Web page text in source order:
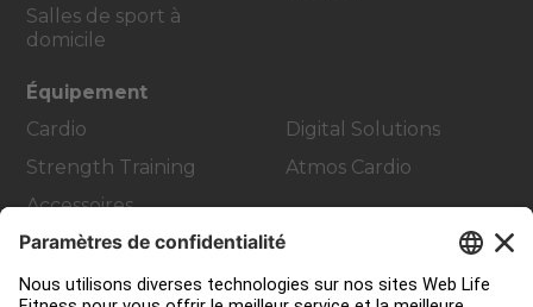
Salles de sport à
domicile
Équipement
Cardio
Strength Training
Accessoires
Digital Solutions
Atmos Cardio
Contact Service
Aménagement de club